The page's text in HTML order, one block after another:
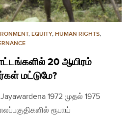
, EQUITY, HUMAN RIGHTS,
20 ஆயிரம்
மட்டுமே?
1972 முதல் 1975
ரூபாய்